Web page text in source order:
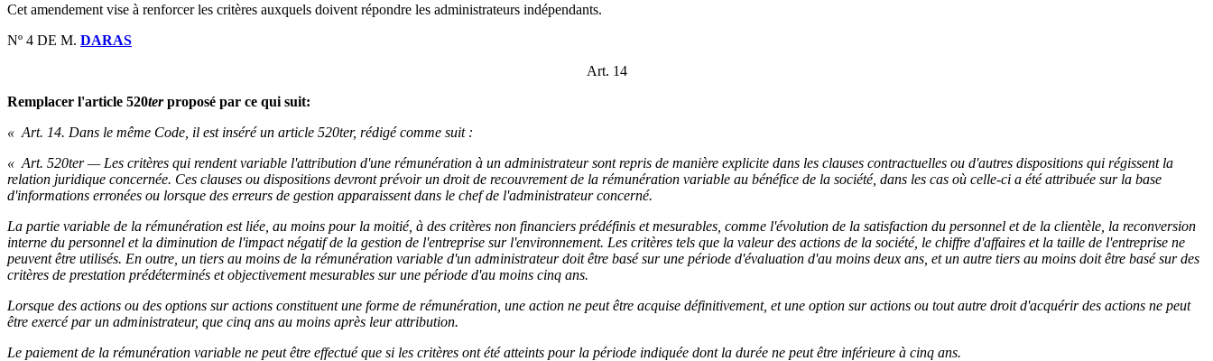
Cet amendement vise à renforcer les critères auxquels doivent répondre les administrateurs indépendants.
Nº 4 DE M. DARAS
Art. 14
Remplacer l'article 520ter proposé par ce qui suit:
« Art. 14. Dans le même Code, il est inséré un article 520ter, rédigé comme suit :
« Art. 520ter — Les critères qui rendent variable l'attribution d'une rémunération à un administrateur sont repris de manière explicite dans les clauses contractuelles ou d'autres dispositions qui régissent la
relation juridique concernée. Ces clauses ou dispositions devront prévoir un droit de recouvrement de la rémunération variable au bénéfice de la société, dans les cas où celle-ci a été attribuée sur la base
d'informations erronées ou lorsque des erreurs de gestion apparaissent dans le chef de l'administrateur concerné.
La partie variable de la rémunération est liée, au moins pour la moitié, à des critères non financiers prédéfinis et mesurables, comme l'évolution de la satisfaction du personnel et de la clientèle, la reconversion
interne du personnel et la diminution de l'impact négatif de la gestion de l'entreprise sur l'environnement. Les critères tels que la valeur des actions de la société, le chiffre d'affaires et la taille de l'entreprise ne
peuvent être utilisés. En outre, un tiers au moins de la rémunération variable d'un administrateur doit être basé sur une période d'évaluation d'au moins deux ans, et un autre tiers au moins doit être basé sur des
critères de prestation prédéterminés et objectivement mesurables sur une période d'au moins cinq ans.
Lorsque des actions ou des options sur actions constituent une forme de rémunération, une action ne peut être acquise définitivement, et une option sur actions ou tout autre droit d'acquérir des actions ne peut
être exercé par un administrateur, que cinq ans au moins après leur attribution.
Le paiement de la rémunération variable ne peut être effectué que si les critères ont été atteints pour la période indiquée dont la durée ne peut être inférieure à cinq ans.